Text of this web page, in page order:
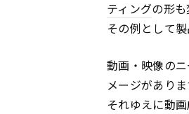
ティングの形も
その例として
動画・映像の
メージがありま
それゆえに動画